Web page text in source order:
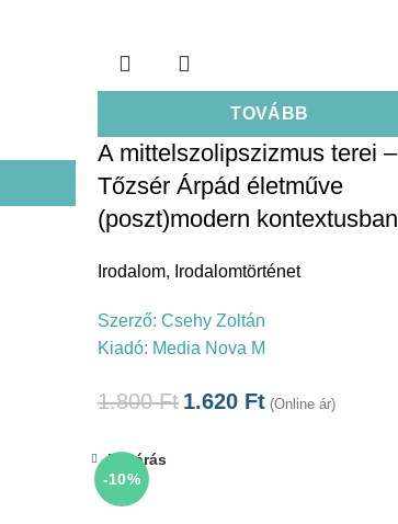
TOVÁBB
A mittelszolipszizmus terei –
Tőzsér Árpád életműve
(poszt)modern kontextusban
Irodalom, Irodalomtörténet
Szerző: Csehy Zoltán
Kiadó: Media Nova M
1.800Ft 1.620 Ft (Online ár)
-10%
Bezárás